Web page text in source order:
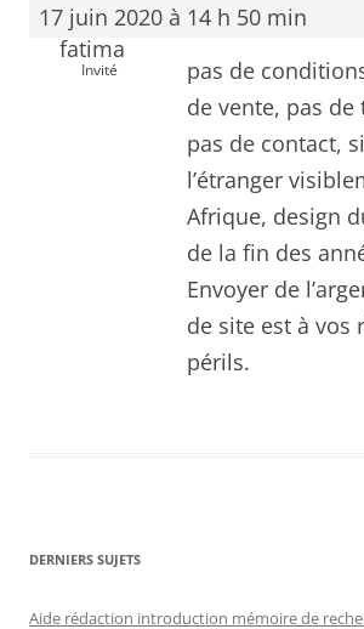
17 juin 2020 à 14 h 50 min
fatima
Invité
pas de
de vente, pas de
pas de contact,
l’étranger
Afrique, design
de la fin des
Envoyer de
de site est à vos
périls.
DERNIERS SUJETS
Aide rédaction introduction mémoire de